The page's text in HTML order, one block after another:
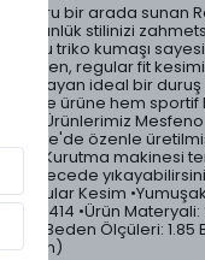
konforu bir arada sunan
günlük stilinizi
triko kumaşı
regular fit kesimi
ideal bir duruş
ise ürüne hem
•Ürünlerimiz Mesfeno
Türkiye'de özenle
Kurutma makinesi
derecede
Kesim
414 •Ürün Materyali:
Beden Ölçüleri: 1.85
Beden)